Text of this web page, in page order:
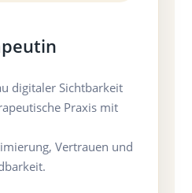
digitaler Sichtbarkeit
Praxis mit
Vertrauen und